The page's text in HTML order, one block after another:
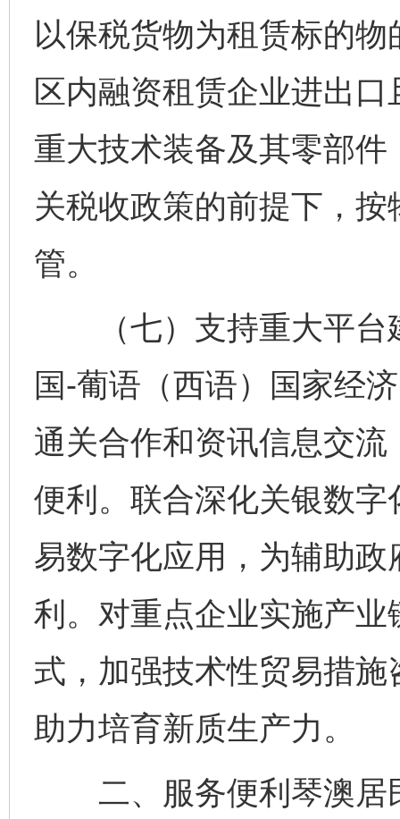
以保税货物为租赁标的
区内融资租赁企业进出
重大技术装备及其零部
关税收政策的前提下，
管。
（七）支持重大平台
国-葡语（西语）国家经
通关合作和资讯信息交
便利。联合深化关银数
易数字化应用，为辅助
利。对重点企业实施产业
式，加强技术性贸易措
助力培育新质生产力。
二、服务便利琴澳居